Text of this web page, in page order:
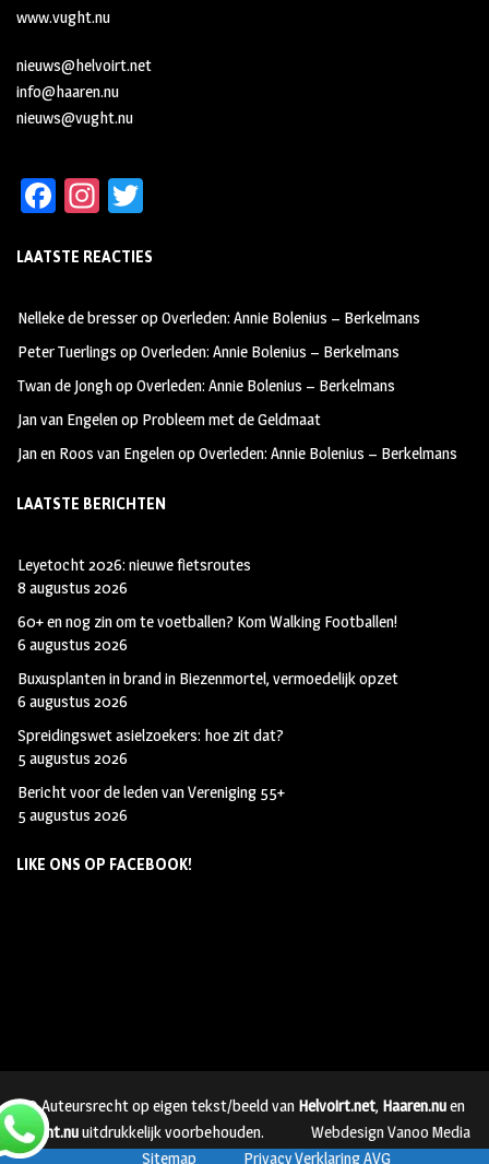
www.vught.nu
nieuws@helvoirt.net
info@haaren.nu
nieuws@vught.nu
Fa
b
oo
k
In
ag
m
tt
LAATSTE REACTIES
Nelleke de bresseropOverleden: Annie Bolenius – Berkelmans
Peter Tuerlings opOverleden: Annie Bolenius – Berkelmans
Twan de JonghopOverleden: Annie Bolenius – Berkelmans
Jan van Engelenop Probleem met de Geldmaat
Jan en Roos van EngelenopOverleden: Annie Bolenius – Berkelmans
LAATSTE BERICHTEN
Leyetocht 2026: nieuwe fietsroutes
8 augustus 2026
60+ en nog zin om te voetballen? Kom Walking Footballen!
6 augustus 2026
Buxusplanten in brand in Biezenmortel, vermoedelijk opzet
6 augustus 2026
Spreidingswet asielzoekers: hoe zit dat?
5 augustus 2026
Bericht voor de leden van Vereniging 55+
5 augustus 2026
LIKE ONS OP FACEBOOK!
© Auteursrecht op eigen tekst/beeld van Helvoirt.net, Haaren.nuen
Vught.nuuitdrukkelijk voorbehouden.
Webdesign Vanoo Media
Sitemap
Privacy Verklaring AVG